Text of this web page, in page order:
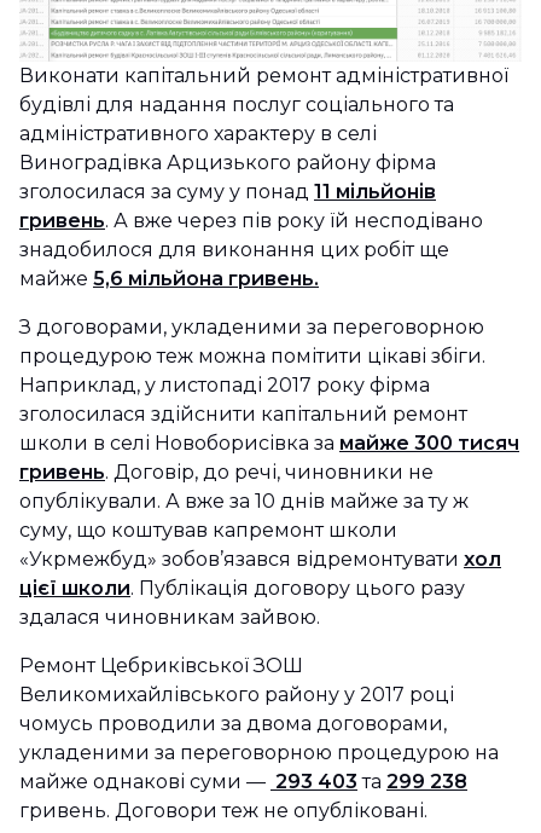
Виконати капітальний ремонт адміністративної
будівлі для надання послуг соціального та
адміністративного характеру в селі
Виноградівка Арцизького району фірма
зголосилася за суму у понад 11 мільйонів
гривень. А вже через пів року їй несподівано
знадобилося для виконання цих робіт ще
майже 5,6 мільйона гривень.
З договорами, укладеними за переговорною
процедурою теж можна помітити цікаві збіги.
Наприклад, у листопаді 2017 року фірма
зголосилася здійснити капітальний ремонт
школи в селі Новоборисівка за майже 300 тисяч
гривень. Договір, до речі, чиновники не
опублікували. А вже за 10 днів майже за ту ж
суму, що коштував капремонт школи
«Укрмежбуд» зобов’язався відремонтувати хол
цієї школи. Публікація договору цього разу
здалася чиновникам зайвою.
Ремонт Цебриківської ЗОШ
Великомихайлівського району у 2017 році
чомусь проводили за двома договорами,
укладеними за переговорною процедурою на
майже однакові суми — 293 403 та 299 238
гривень. Договори теж не опубліковані.